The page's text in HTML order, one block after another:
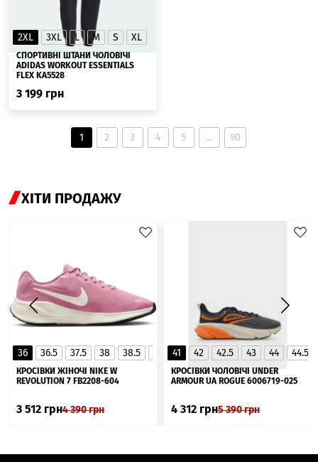
2XL 3XL L M S XL
СПОРТИВНІ ШТАНИ ЧОЛОВІЧІ
ADIDAS WORKOUT ESSENTIALS
FLEX KA5528
3 199 грн
1 2 3 4 5 ... 90
ХІТИ ПРОДАЖУ
36 36.5 37.5 38 38.5 40 40.5
41
▲
КРОСІВКИ ЖІНОЧІ NIKE W
REVOLUTION 7 FB2208-604
3 512 грн4 390грн
41 42 42.5 43 44 44.5
КРОСІВКИ ЧОЛОВІЧІ UNDER
ARMOUR UA ROGUE 6006719-025
4 312 грн5 390грн